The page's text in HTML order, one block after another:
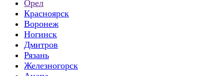
Орел
Красноярск
Воронеж
Ногинск
Дмитров
Рязань
Железногорск